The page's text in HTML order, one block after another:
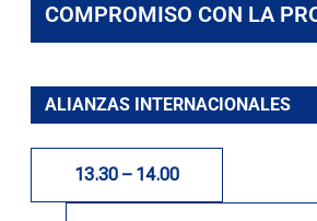
COMPROMISO CON LA
ALIANZAS INTERNACIONALES
13.30 – 14.00